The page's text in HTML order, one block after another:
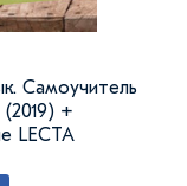
Самоучитель
+
LECTA